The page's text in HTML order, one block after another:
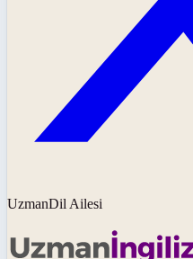
UzmanDil Ailesi